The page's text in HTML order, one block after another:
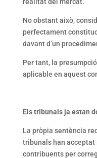
No obstant això,
perfectament
davant d’un
Per tant, la
aplicable en aquest
Els tribunals ja estan
La pròpia sentència
tribunals han
contribuents per